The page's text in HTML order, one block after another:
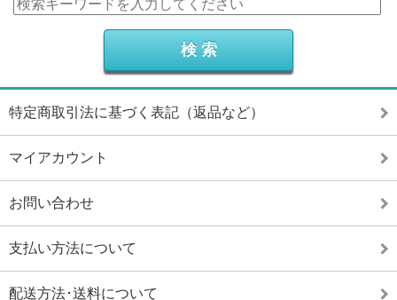
特定商取引法に基づく表記（返品など）
マイアカウント
お問い合わせ
支払い方法について
配送方法･送料について